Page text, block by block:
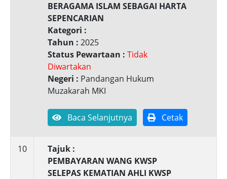
BERAGAMA ISLAM SEBAGAI HARTA
SEPENCARIAN
Kategori :
Tahun : 2025
Status Pewartaan : Tidak
Diwartakan
Negeri : Pandangan Hukum
Muzakarah MKI
Baca Selanjutnya Cetak
10
Tajuk :
PEMBAYARAN WANG KWSP
SELEPAS KEMATIAN AHLI KWSP